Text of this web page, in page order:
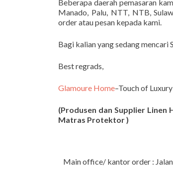
Beberapa daerah pemasaran
Manado, Palu, NTT, NTB,
order atau pesan kepada kami.
Bagi kalian yang sedang
Best regrads,
Glamoure Home–Touch of
(Produsen dan Supplier
Matras Protektor )
Main office/ kantor order :